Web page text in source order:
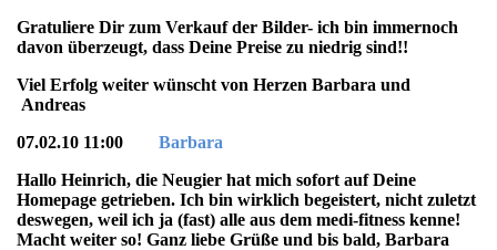
Gratuliere Dir zum Verkauf der Bilder- ich bin immernoch
davon überzeugt, dass Deine Preise zu niedrig sind!!
Viel Erfolg weiter wünscht von Herzen Barbara und
Andreas
07.02.10 11:00 Barbara
Hallo Heinrich, die Neugier hat mich sofort auf Deine
Homepage getrieben. Ich bin wirklich begeistert, nicht zuletzt
deswegen, weil ich ja (fast) alle aus dem medi-fitness kenne!
Macht weiter so! Ganz liebe Grüße und bis bald, Barbara